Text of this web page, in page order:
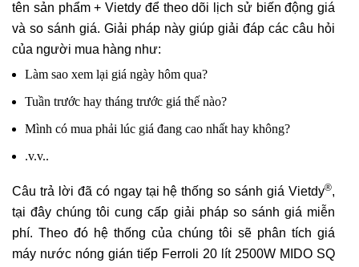
tên sản phẩm + Vietdy để theo dõi lịch sử biến động giá
và so sánh giá. Giải pháp này giúp giải đáp các câu hỏi
của người mua hàng như:
Làm sao xem lại giá ngày hôm qua?
Tuần trước hay tháng trước giá thế nào?
Mình có mua phải lúc giá đang cao nhất hay không?
.v.v..
Câu trả lời đã có ngay tại hệ thống so sánh giá Vietdy®,
tại đây chúng tôi cung cấp giải pháp so sánh giá miễn
phí. Theo đó hệ thống của chúng tôi sẽ phân tích giá
máy nước nóng gián tiếp Ferroli 20 lít 2500W MIDO SQ